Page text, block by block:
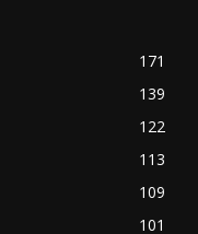
171
139
122
113
109
101